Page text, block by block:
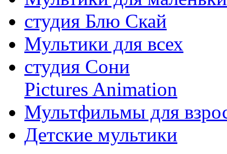
студия Блю Скай
Мультики для всех
студия Сони
Pictures Animation
Мультфильмы для
Детские мультики